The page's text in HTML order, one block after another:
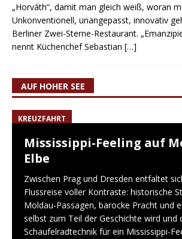
„Horváth“, damit man gleich weiß, woran
Unkonventionell, unangepasst, innovativ
Berliner Zwei-Sterne-Restaurant.
nennt Küchenchef Sebastian […]
AUF HOHER SEE
KREUZFAHRT
Mississippi-Feeling auf
Elbe
Zwischen Prag und Dresden entfaltet
Flussreise voller Kontraste: historische
Moldau-Passagen, barocke Pracht und
selbst zum Teil der Geschichte wird und
Schaufelradtechnik für ein Mississippi-